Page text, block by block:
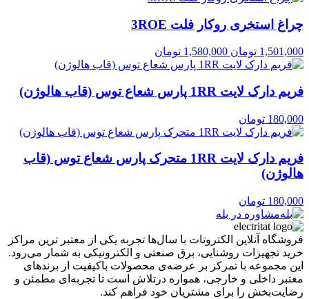
چراغ استخری روکار فلت 3ROE
1,501,000 تومان 1,580,000 تومان
فریم دارک لایت 1RR پارس شعاع توس (قاب هالوژن)
180,000 تومان
فریم دارک لایت 1RR متحرک پارس شعاع توس (قاب
هالوژن)
180,000 تومان
مشاوره در بله
فروشگاه آنلاین الکتروتات با سال‌ها تجربه یکی از معتبر ترین مراکز
خرید تجهیزات روشنایی، برق صنعتی و الکترونیکی به شمار می‌رود.
این مجموعه با تمرکز بر عرضه‌ی محصولات باکیفیت از برندهای
معتبر داخلی و خارجی، همواره درتلاش است تا تجربه‌ای مطمئن و
رضایت‌بخش را برای مشتریان خود فراهم کند.